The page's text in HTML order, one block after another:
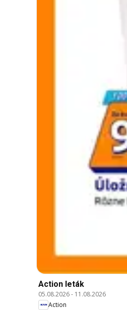
Action leták
05.08.2026- 11.08.2026
Action